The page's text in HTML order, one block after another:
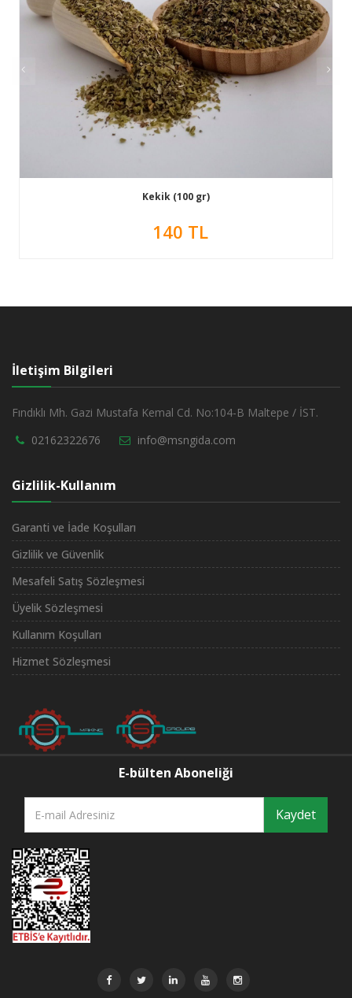
Kekik (100 gr)
140 TL
İletişim Bilgileri
Fındıklı Mh. Gazi Mustafa Kemal Cd. No:104-B Maltepe / İST.
02162322676
info@msngida.com
Gizlilik-Kullanım
Garanti ve İade Koşulları
Gizlilik ve Güvenlik
Mesafeli Satış Sözleşmesi
Üyelik Sözleşmesi
Kullanım Koşulları
Hizmet Sözleşmesi
E-bülten Aboneliği
Kaydet